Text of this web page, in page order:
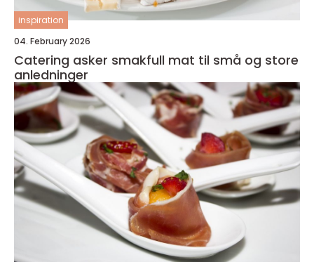
inspiration
04. February 2026
Catering asker smakfull mat til små og store
anledninger